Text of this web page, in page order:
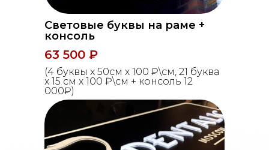
63 500 ₽
(4 буквы х 50см х 100 ₽\см, 21 буква
х 15 см х 100 ₽\см + консоль 12
000₽)
Световые буквы на раме +
консоль